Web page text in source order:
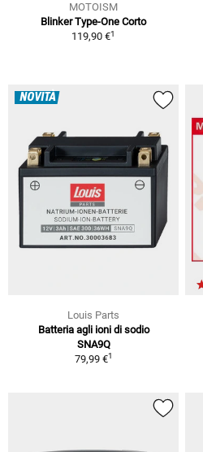
MOTOISM
Blinker Type-One Corto
119,90 €1
NOVITÀ
Louis Parts
Batteria agli ioni di sodio
SNA9Q
79,99 €1